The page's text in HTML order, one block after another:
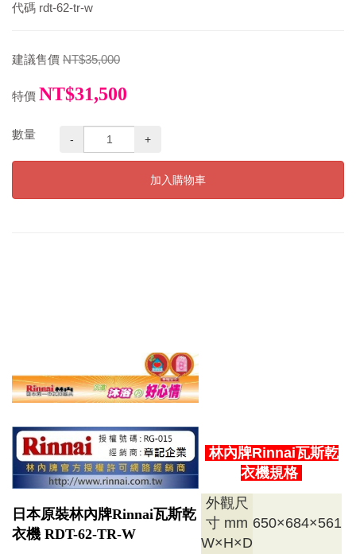
代碼 rdt-62-tr-w
建議售價 NT$35,000
特價 NT$31,500
數量 - +
加入購物車
日本原裝林內牌Rinnai瓦斯乾
衣機 RDT-62-TR-W
林內牌Rinnai瓦斯乾
衣機規格
外觀尺
寸 mm
W×H×D
650×684×561